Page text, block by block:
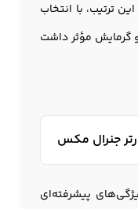
ترتیب، با انتخاب
مؤثر داشت
جنرال مکس
پیشرفته‌ای